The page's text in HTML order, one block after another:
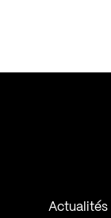
Actualités